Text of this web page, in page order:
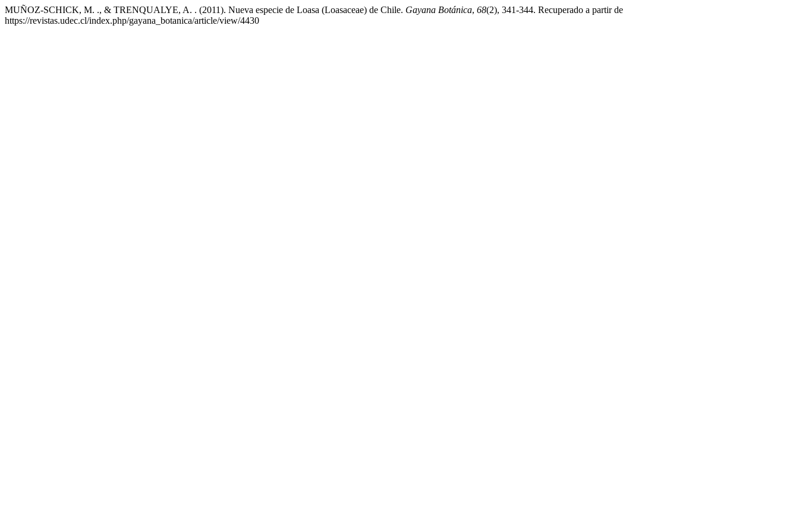
MUÑOZ-SCHICK, M. ., & TRENQUALYE, A. . (2011). Nueva especie de Loasa (Loasaceae) de Chile. Gayana Botánica, 68(2), 341-344. Recuperado a partir de
https://revistas.udec.cl/index.php/gayana_botanica/article/view/4430